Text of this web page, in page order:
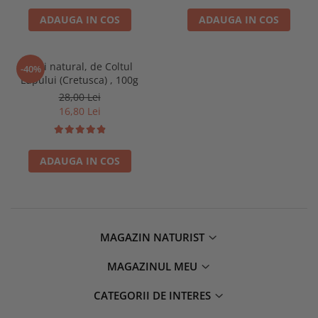
ADAUGA IN COS ADAUGA IN COS
-40%
Ceai natural, de Coltul
Lupului (Cretusca) , 100g
28,00 Lei
16,80 Lei
ADAUGA IN COS
MAGAZIN NATURIST
MAGAZINUL MEU
CATEGORII DE INTERES